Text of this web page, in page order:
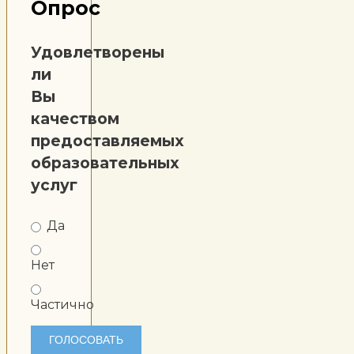
Опрос
Удовлетворены
ли
Вы
качеством
предоставляемых
образовательных
услуг
Да
Нет
Частично